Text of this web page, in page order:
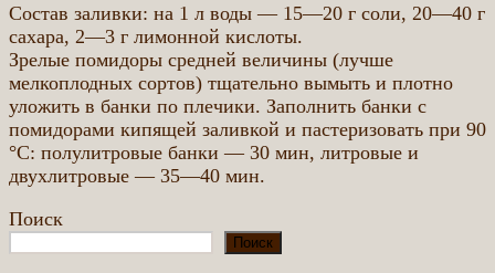
Состав заливки: на 1 л воды — 15—20 г соли, 20—40 г
сахара, 2—3 г лимонной кислоты.
Зрелые помидоры средней величины (лучше
мелкоплодных сортов) тщательно вымыть и плотно
уложить в банки по плечики. Заполнить банки с
помидорами кипящей заливкой и пастеризовать при 90
°С: полулитровые банки — 30 мин, литровые и
двухлитровые — 35—40 мин.
Поиск
Поиск